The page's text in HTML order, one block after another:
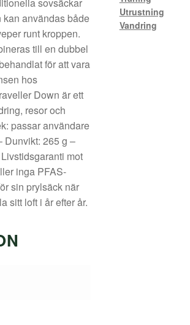
användas både
runt kroppen.
till en dubbel
för att vara
hos
Down är ett
resor och
passar användare
Dunvikt: 265 g –
mot
inga PFAS-
sin prylsäck när
sitt loft i år efter år.
Utrustning
Vandring